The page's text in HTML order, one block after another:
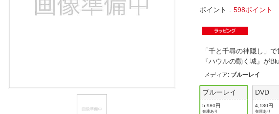
閲覧履歴
ポイント
598ポイント
「千と千尋の神隠し」
『ハウルの動く城』が
メディア: ブルーレイ
ブルーレイ
5,980円
在庫あり
DVD
4,130円
在庫あり